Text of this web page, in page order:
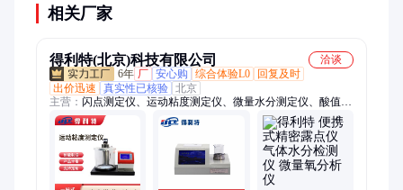
相关厂家
得利特(北京)科技有限公司
洽谈
6年 厂 安心购 综合体验L0
回复及时
出价迅速
真实性已核验 北京
主营： 闪点测定仪、运动粘度测定仪、微量水分测定仪、酸值测
定仪、界面张力测定仪、馏程测定仪、开口闪点测定仪、闭口闪
点测定仪、颗粒度检测仪、卡尔费休水分测定仪、抗乳化测定
仪、泡沫特性测定仪、蒸馏测定仪、硫含量测定仪、密度测定
仪、凝点倾点测定仪、凝点测定仪、液相锈蚀测定仪、空气释放
值测定仪、硅酸根分析仪、便携式溶解氧分析仪、腐蚀性硫测定